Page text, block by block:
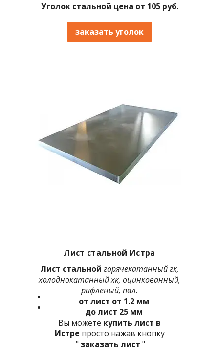
Уголок стальной цена от 105 руб.
заказать уголок
Лист стальной Истра
Лист стальной горячекатанный гк,
холоднокатанный хк, оцинкованный,
рифленый, пвл.
от лист от 1.2 мм
до лист 25 мм
Вы можете купить лист в
Истре просто нажав кнопку
" заказать лист "